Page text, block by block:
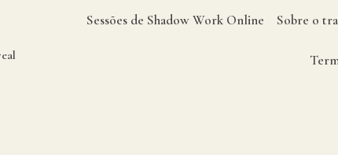
Sessões de Shadow Work Online Sobre o